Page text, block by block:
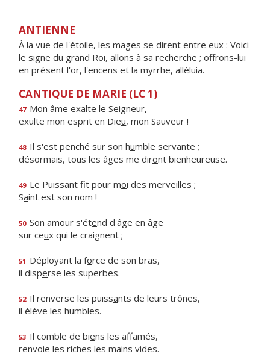
ANTIENNE
À la vue de l'étoile, les mages se dirent entre eux : Voici
le signe du grand Roi, allons à sa recherche ; offrons-lui
en présent l'or, l'encens et la myrrhe, alléluia.
CANTIQUE DE MARIE (LC 1)
47 Mon âme exalte le Seigneur,
exulte mon esprit en Dieu, mon Sauveur !
48 Il s'est penché sur son humble servante ;
désormais, tous les âges me diront bienheureuse.
49 Le Puissant fit pour moi des merveilles ;
Saint est son nom !
50 Son amour s'étend d'âge en âge
sur ceux qui le craignent ;
51 Déployant la force de son bras,
il disperse les superbes.
52 Il renverse les puissants de leurs trônes,
il élève les humbles.
53 Il comble de biens les affamés,
renvoie les riches les mains vides.